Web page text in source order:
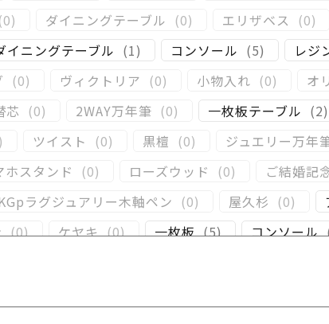
(0) ダイニングテーブル (0) エリザベス (0)
イニングテーブル (1) コンソール (5) レジ
(0) ヴィクトリア (0) 小物入れ (0) オ
芯 (0) 2WAY万年筆 (0) 一枚板テーブル (2)
) ツイスト (0) 黒檀 (0) ジュエリー万年
ホスタンド (0) ローズウッド (0) ご結婚記
ラグジュアリー木軸ペン (0) 屋久杉 (0)
(0) ケヤキ (0) 一枚板 (5) コンソール